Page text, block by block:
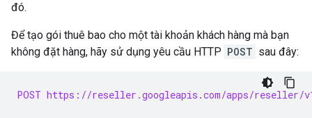
đó.
Để tạo gói thuê bao cho một tài khoản khách hàng mà bạn
không đặt hàng, hãy sử dụng yêu cầu HTTP POST sau đây:
POST https://reseller.googleapis.com/apps/reseller/